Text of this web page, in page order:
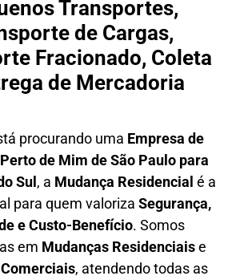
Transportes,
de Cargas,
Fracionado, Coleta
de Mercadoria
procurando uma Empresa de
de Mim de São Paulo para
Sul , a Mudança Residencial é a
para quem valoriza Segurança,
e Custo-Benefício. Somos
em Mudanças Residenciaise
, atendendo todas as